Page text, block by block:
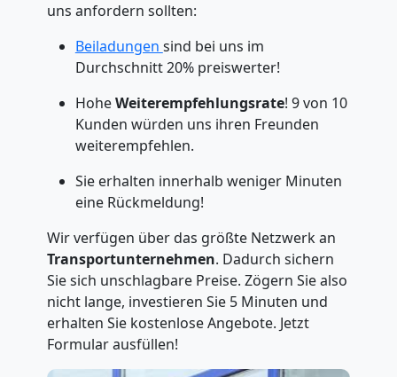
uns anfordern sollten:
Beiladungen sind bei uns im
Durchschnitt 20% preiswerter!
HoheWeiterempfehlungsrate! 9 von 10
Kunden würden uns ihren Freunden
weiterempfehlen.
Sie erhalten innerhalb weniger Minuten
eine Rückmeldung!
Wir verfügen über das größte Netzwerk an
Transportunternehmen. Dadurch sichern
Sie sich unschlagbare Preise. Zögern Sie also
nicht lange, investieren Sie 5 Minuten und
erhalten Sie kostenlose Angebote. Jetzt
Formular ausfüllen!